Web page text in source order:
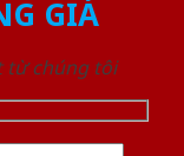
GIÁ
từ chúng tôi